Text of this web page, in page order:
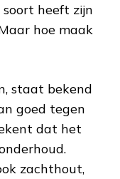
heeft zijn
hoe maak
staat bekend
goed tegen
dat het
zachthout,